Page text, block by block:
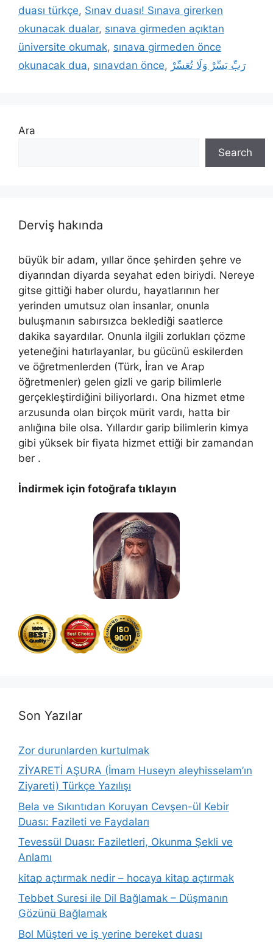
duası türkçe, Sınav duası! Sınava girerken
okunacak dualar, sınava girmeden açıktan
üniversite okumak, sınava girmeden önce
okunacak dua, sınavdan önce, رَبِّ يَسِّرْ وَلَا تُعَسِّرْ
Ara
Search
Derviş hakında
büyük bir adam, yıllar önce şehirden şehre ve
diyarından diyarda seyahat eden biriydi. Nereye
gitse gittiği haber olurdu, hayatlarının her
yerinden umutsuz olan insanlar, onunla
buluşmanın sabırsızca beklediği saatlerce
dakika sayardılar. Onunla ilgili zorlukları çözme
yeteneğini hatırlayanlar, bu gücünü eskilerden
ve öğretmenlerden (Türk, İran ve Arap
öğretmenler) gelen gizli ve garip bilimlerle
gerçekleştirdiğini biliyorlardı. Ona hizmet etme
arzusunda olan birçok mürit vardı, hatta bir
anlığına bile olsa. Yıllardır garip bilimlerin kimya
gibi yüksek bir fiyata hizmet ettiği bir zamandan
ber .
İndirmek için fotoğrafa tıklayın
Son Yazılar
Zor durunlarden kurtulmak
ZİYARETİ AŞURA (İmam Huseyn aleyhisselam’ın
Ziyareti) Türkçe Yazılışı
Bela ve Sıkıntıdan Koruyan Cevşen-ül Kebir
Duası: Fazileti ve Faydaları
Tevessül Duası: Faziletleri, Okunma Şekli ve
Anlamı
kitap açtırmak nedir – hocaya kitap açtırmak
Tebbet Suresi ile Dil Bağlamak – Düşmanın
Gözünü Bağlamak
Bol Müşteri ve iş yerine bereket duası